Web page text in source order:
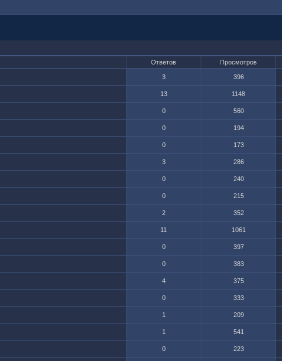
Ответов Просмотров
3 396
13 1148
0 560
0 194
0 173
3 286
0 240
0 215
2 352
11 1061
0 397
0 383
4 375
0 333
1 209
1 541
0 223